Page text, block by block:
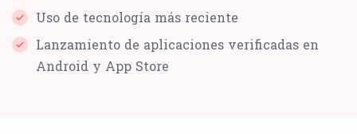
Uso de tecnología más reciente
Lanzamiento de aplicaciones verificadas en
Android y App Store